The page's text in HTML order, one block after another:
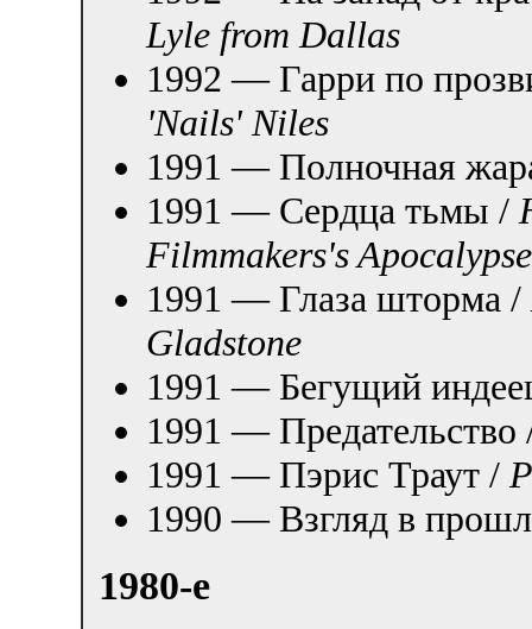
Lyle from Dallas
1992 — Гарри по
'Nails' Niles
1991 — Полночная
1991 — Сердца тьмы /
Filmmakers's
1991 — Глаза шторма /
Gladstone
1991 — Бегущий
1991 —
1991 — Пэрис Траут /
1990 — Взгляд в
1980-е